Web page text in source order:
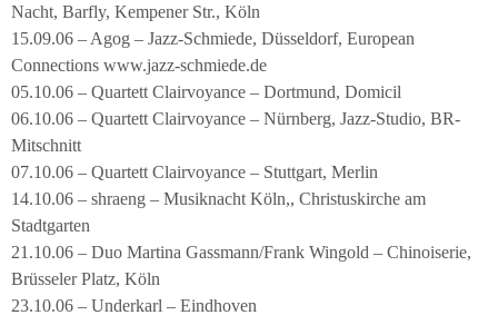
Nacht, Barfly, Kempener Str., Köln
15.09.06 – Agog – Jazz-Schmiede, Düsseldorf, European
Connections www.jazz-schmiede.de
05.10.06 – Quartett Clairvoyance – Dortmund, Domicil
06.10.06 – Quartett Clairvoyance – Nürnberg, Jazz-Studio, BR-
Mitschnitt
07.10.06 – Quartett Clairvoyance – Stuttgart, Merlin
14.10.06 – shraeng – Musiknacht Köln,, Christuskirche am
Stadtgarten
21.10.06 – Duo Martina Gassmann/Frank Wingold – Chinoiserie,
Brüsseler Platz, Köln
23.10.06 – Underkarl – Eindhoven